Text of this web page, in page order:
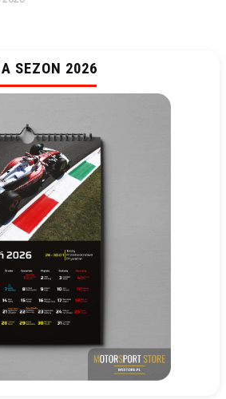
SEZON 2026